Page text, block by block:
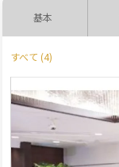
基本
すべて (4)